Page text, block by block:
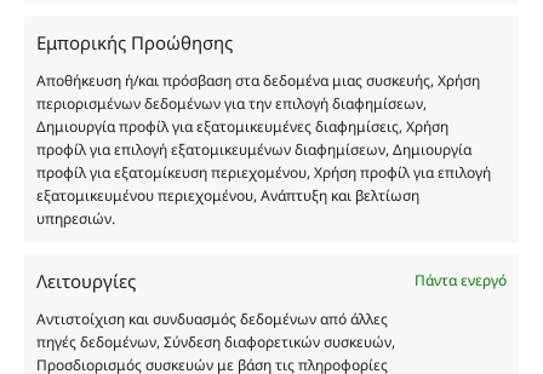
Εμπορικής Προώθησης
Αποθήκευση ή/και πρόσβαση στα δεδομένα μιας συσκευής, Χρήση
περιορισμένων δεδομένων για την επιλογή διαφημίσεων,
Δημιουργία προφίλ για εξατομικευμένες διαφημίσεις, Χρήση
προφίλ για επιλογή εξατομικευμένων διαφημίσεων, Δημιουργία
προφίλ για εξατομίκευση περιεχομένου, Χρήση προφίλ για επιλογή
εξατομικευμένου περιεχομένου, Ανάπτυξη και βελτίωση
υπηρεσιών.
Λειτουργίες
Πάντα ενεργό
Αντιστοίχιση και συνδυασμός δεδομένων από άλλες
πηγές δεδομένων, Σύνδεση διαφορετικών συσκευών,
Προσδιορισμός συσκευών με βάση τις πληροφορίες
Με επιφύλαξη κάθε νόμιμου δικαιώματος.
Eau de parfum
Αγίου Κωνσταντίνου 76
Τηλ. 2314 016010
ΑΦΜ 803285309
ΓΕΜΗ 193802504000